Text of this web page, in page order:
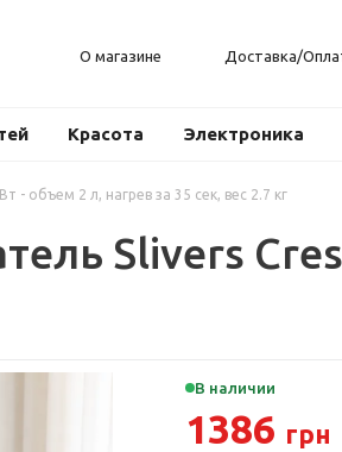
О магазине Доставка/
Красота Электроника
- объем 2 л, нагрев за 35 сек, вес 2.7 кг
Slivers
В наличии
1386 грн